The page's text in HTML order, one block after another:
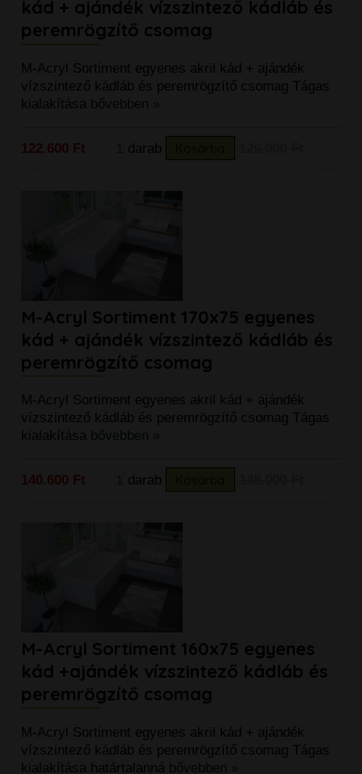
kád + ajándék vízszintező kádláb és
peremrögzítő csomag
M-Acryl Sortiment egyenes akril kád + ajándék
vízszintező kádláb és peremrögzítő csomag Tágas
kialakítása bővebben »
122.600 Ft darab
M-Acryl Sortiment 170x75 egyenes
kád + ajándék vízszintező kádláb és
peremrögzítő csomag
M-Acryl Sortiment egyenes akril kád + ajándék
vízszintező kádláb és peremrögzítő csomag Tágas
kialakítása bővebben »
140.600 Ft darab
M-Acryl Sortiment 160x75 egyenes
kád +ajándék vízszintező kádláb és
peremrögzítő csomag
M-Acryl Sortiment egyenes akril kád + ajándék
vízszintező kádláb és peremrögzítő csomag Tágas
kialakítása határtalanná bővebben »